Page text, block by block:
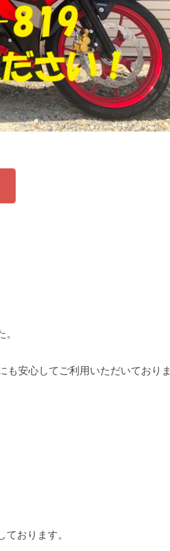
も安心してご利用いただいておりま
おります。